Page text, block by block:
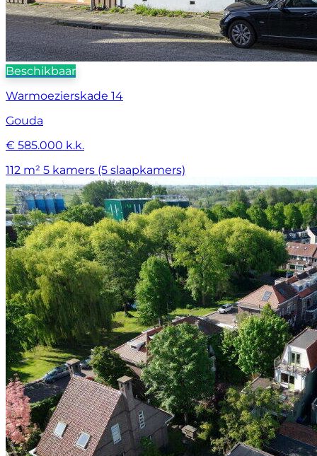
Beschikbaar
Warmoezierskade 14
Gouda
€ 585.000 k.k.
112 m² 5 kamers (5 slaapkamers)